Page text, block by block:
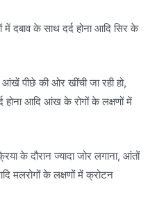
के साथ दर्द होना आदि सिर के
पीछे की ओर खींची जा रही हो,
आदि आंख के रोगों के लक्षणों में
के दौरान ज्यादा जोर लगाना, आंतों
मलरोगों के लक्षणों में क्रोटन